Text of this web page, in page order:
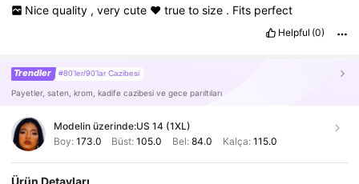
Nice quality , very cute ❤️ true to size . Fits perfect
Helpful (0)
Trendler #80'ler/90'lar Cazibesi
Payetler, saten, krom, kadife cazibesi ve gece parıltıları
Modelin üzerinde:US 14 (1XL)
Boy: 173.0 Büst:105.0 Bel: 84.0 Kalça: 115.0
Ürün Detayları